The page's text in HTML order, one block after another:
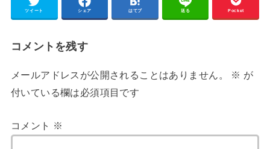
ツイート シェア はてブ 送る Pocket
コメントを残す
メールアドレスが公開されることはありません。 ※ が
付いている欄は必須項目です
コメント ※